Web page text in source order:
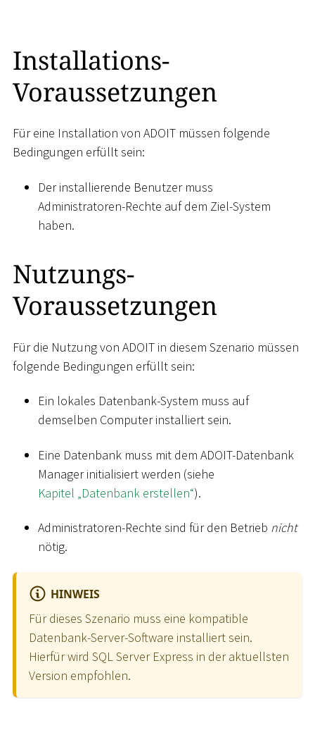
Installations-
Voraussetzungen
Für eine Installation von ADOIT müssen folgende
Bedingungen erfüllt sein:
Der installierende Benutzer muss
Administratoren-Rechte auf dem Ziel-System
haben.
Nutzungs-
Voraussetzungen
Für die Nutzung von ADOIT in diesem Szenario müssen
folgende Bedingungen erfüllt sein:
Ein lokales Datenbank-System muss auf
demselben Computer installiert sein.
Eine Datenbank muss mit dem ADOIT-Datenbank
Manager initialisiert werden (siehe
Kapitel „Datenbank erstellen“).
Administratoren-Rechte sind für den Betrieb nicht
nötig.
HINWEIS
Für dieses Szenario muss eine kompatible
Datenbank-Server-Software installiert sein.
Hierfür wird SQL Server Express in der aktuellsten
Version empfohlen.